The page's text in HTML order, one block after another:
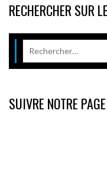
RECHERCHER SUR
SUIVRE NOTRE